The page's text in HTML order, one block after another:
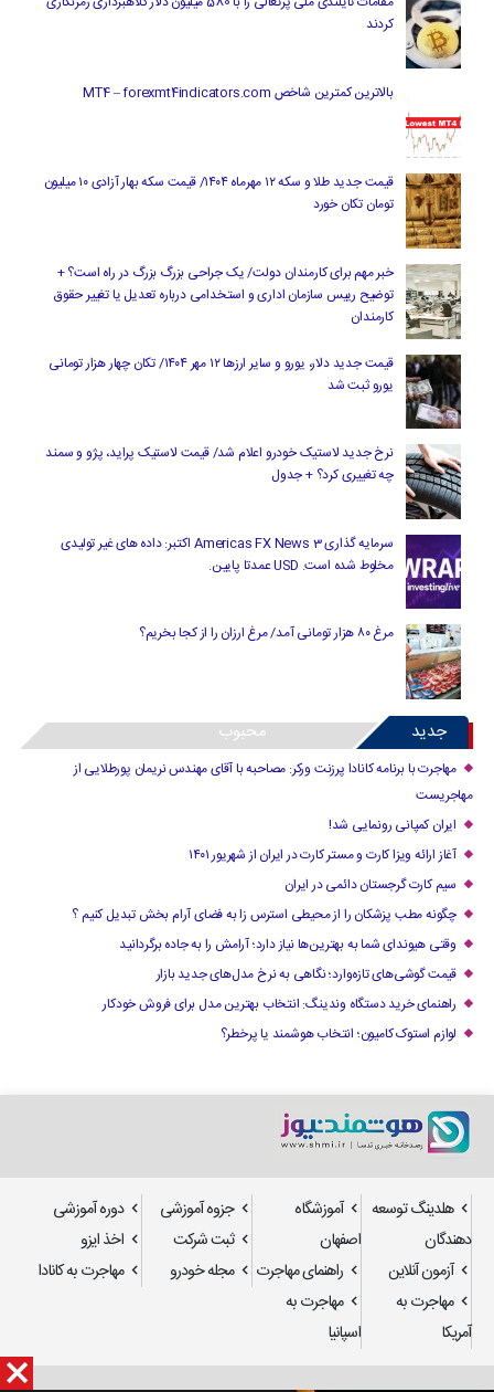
کردند
بالاترین کمترین شاخص MT4 – forexmt4indicators.com
قیمت جدید طلا و سکه ۱۲ مهرماه ۱۴۰۴/ قیمت سکه بهار آزادی ۱۰ میلیون
تومان تکان خورد
خبر مهم برای کارمندان دولت/ یک جراحی بزرگ بزرگ در راه است؟ +
توضیح رییس سازمان اداری و استخدامی درباره تعدیل یا تغییر حقوق
کارمندان
قیمت جدید دلار، یورو و سایر ارزها ۱۲ مهر ۱۴۰۴/ تکان چهار هزار تومانی
یورو ثبت شد
نرخ جدید لاستیک خودرو اعلام شد/ قیمت لاستیک پراید، پژو و سمند
چه تغییری کرد؟ + جدول
سرمایه گذاری Americas FX News 3 اکتبر: داده های غیر تولیدی
مخلوط شده است. USD عمدتا پایین.
مرغ ۸۰ هزار تومانی آمد/ مرغ ارزان را از کجا بخریم؟
جدید محبوب
مهاجرت با برنامه کانادا پرزنت ورکر: مصاحبه با آقای مهندس نریمان پورطلایی از
مهاجریست
ایران کمپانی رونمایی شد!
آغاز ارائه ویزا کارت و مستر کارت در ایران از شهریور ۱۴۰۱
سیم کارت گرجستان دائمی در ایران
چگونه مطب پزشکان را از محیطی استرس زا به فضای آرام بخش تبدیل کنیم ؟
وقتی هیوندای شما به بهترین‌ها نیاز دارد؛ آرامش را به جاده برگردانید
قیمت گوشی‌های تازه‌وارد؛ نگاهی به نرخ مدل‌های جدید بازار
راهنمای خرید دستگاه وندینگ: انتخاب بهترین مدل برای فروش خودکار
لوازم استوک کامیون؛ انتخاب هوشمند یا پرخطر؟
هلدینگ توسعه
دهندگان
آموزشگاه
اصفهان
جزوه آموزشی
دوره آموزشی
ثبت شرکت
اخذ ایزو
آزمون آنلاین
راهنمای مهاجرت مجله خودرو
مهاجرت به کانادا
مهاجرت به
آمریکا
مهاجرت به
اسپانیا